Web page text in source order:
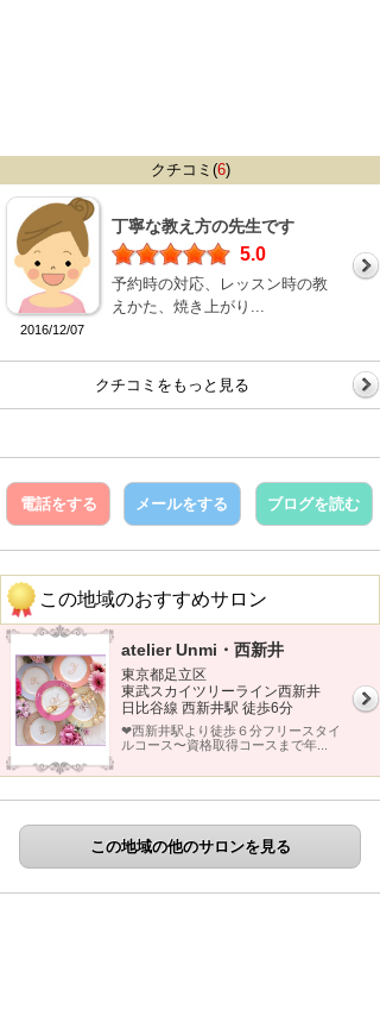
クチコミ(6)
2016/12/07
丁寧な教え方の先生です
5.0
予約時の対応、レッスン時の教
えかた、焼き上がり...
クチコミをもっと見る
電話をする メールをする ブログを読む
この地域のおすすめサロン
atelier Unmi・西新井
東京都足立区
東武スカイツリーライン西新井
日比谷線 西新井駅 徒歩6分
❤︎西新井駅より徒歩６分フリースタイ
ルコース〜資格取得コースまで年...
この地域の他のサロンを見る